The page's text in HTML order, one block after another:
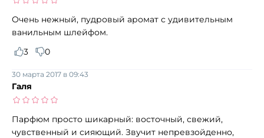
Очень нежный, пудровый аромат с удивительным
ванильным шлейфом.
3
0
Галя
30 марта 2017 в 09:43
Парфюм просто шикарный: восточный, свежий,
чувственный и сияющий. Звучит непревзойденно,